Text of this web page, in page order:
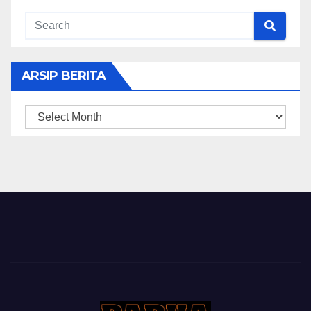
ARSIP BERITA
ARSIP